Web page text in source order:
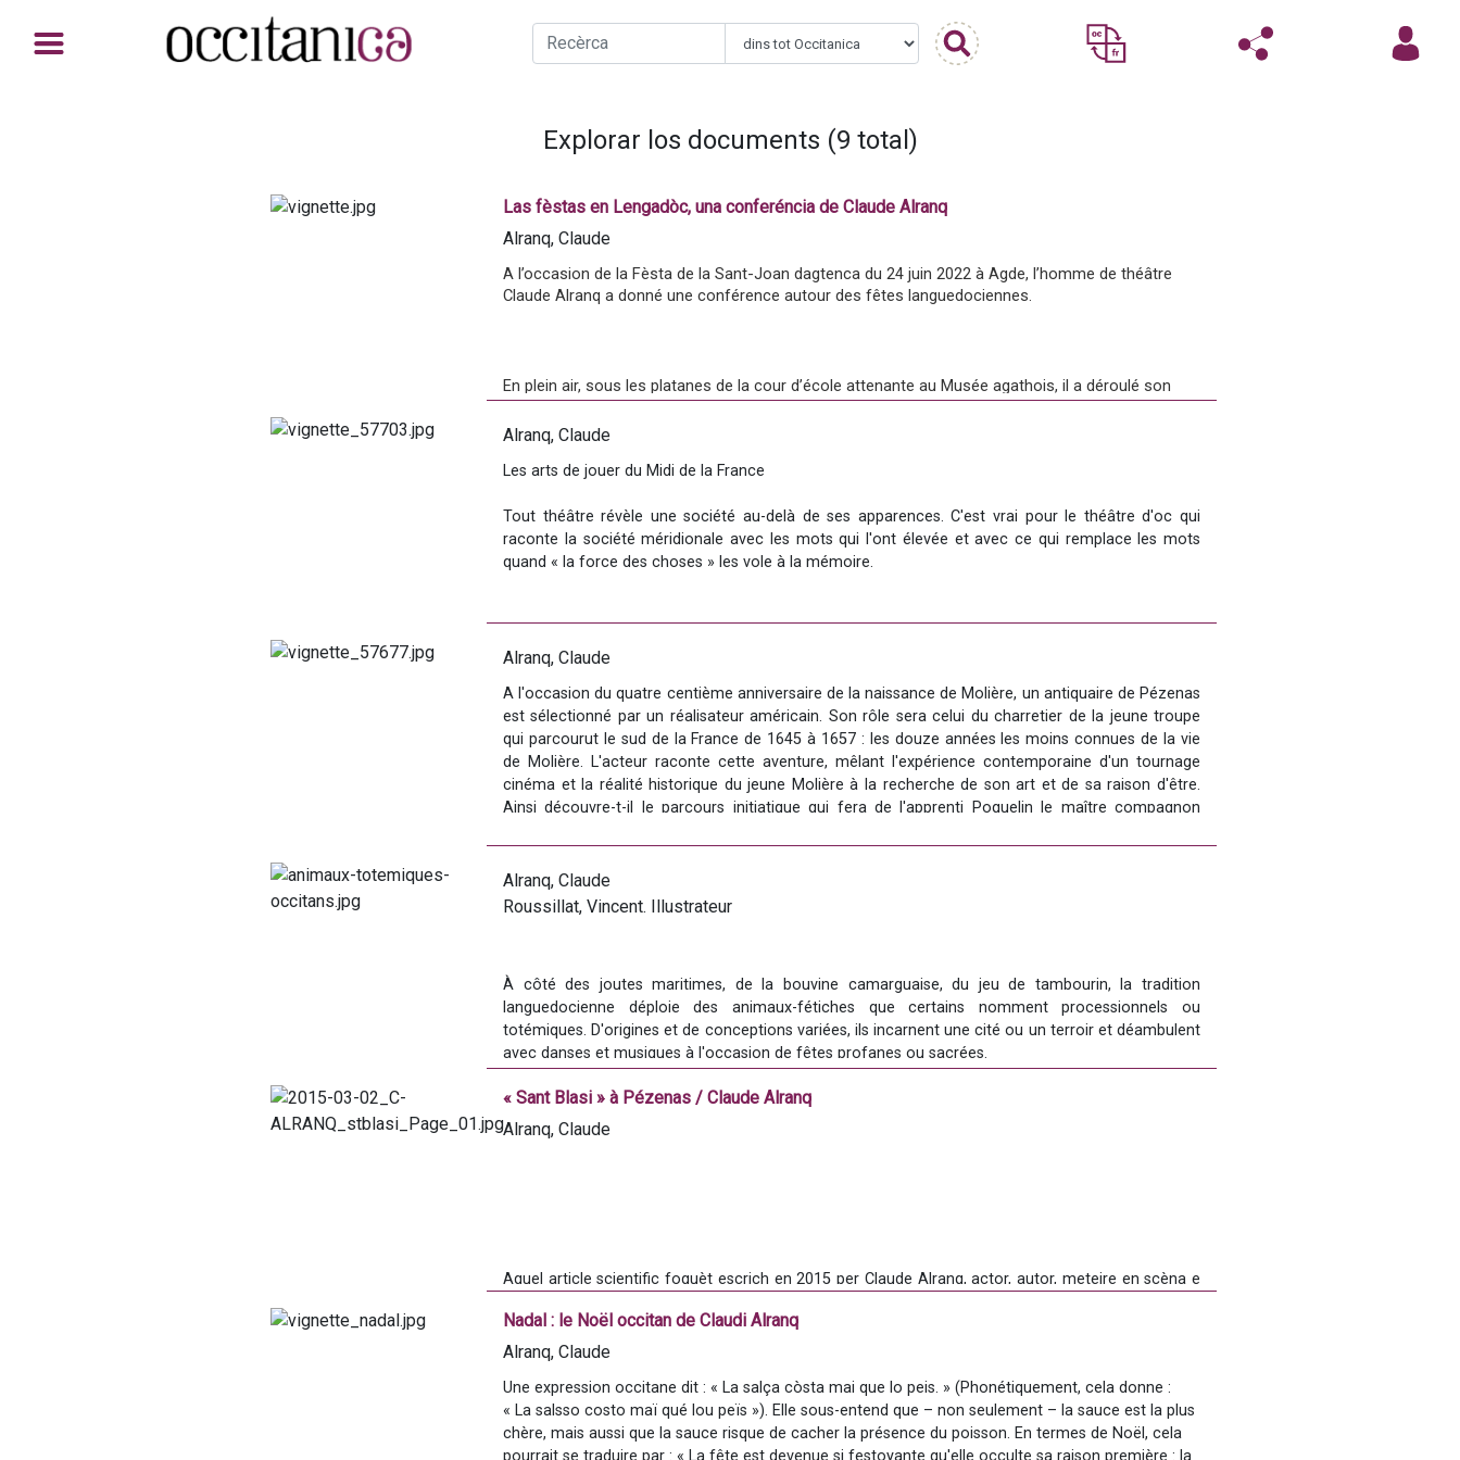
Explorar los documents (9 total)
Las fèstas en Lengadòc, una conferéncia de Claude Alranq
Alranq, Claude
A l’occasion de la Fèsta de la Sant-Joan dagtenca du 24 juin 2022 à Agde, l’homme de théâtre
Claude Alranq a donné une conférence autour des fêtes languedociennes.
En plein air, sous les platanes de la cour d’école attenante au Musée agathois, il a déroulé son
propos en s'appuyant sur le livre La Fête en Languedoc, signé par l’ethnologue Daniel Fabre et le
photographe Charles Camberoque. Un livre qui a servi, dès sa sortie en 1977 chez Privat, de
phénomène déclencheur de nombreux reviscols de carnavals, animaux totémiques et autres
pratiques rituelles.
Lors de son intervention, Claude Alranq dresse notamment le pont entre les quatre grands temps
Il termine ensuite, pour répondre aux questions du public, en évoquant les changements de
société opérés sur le littoral languedocien depuis l’essor de l’industrie touristique.
La Fèsta de la Sant-Joan dagtenca est un événement organisé le 24 juin 2022 par la Calandreta
d’Agde, dans le cadre de la programmation de L'Eté occitan d'Agde.
Alranq, Claude
Les arts de jouer du Midi de la France
Tout théâtre révèle une société au-delà de ses apparences. C'est vrai pour le théâtre d'oc qui
raconte la société méridionale avec les mots qui l'ont élevée et avec ce qui remplace les mots
quand « la force des choses » les vole à la mémoire.
littéraire) et dans toutes ses évolutions : un sacré (critiquement) identitaire, un profane
Auteur, metteur en scène et conteur, Claude Alranq résume, dans cet ouvrage, 25 ans
d'expériences professionnelles et d'enquêtes dramaturgiques sur l'expression théâtrale du sud de
la France.
Alranq, Claude
A l'occasion du quatre centième anniversaire de la naissance de Molière, un antiquaire de Pézenas
est sélectionné par un réalisateur américain. Son rôle sera celui du charretier de la jeune troupe
qui parcourut le sud de la France de 1645 à 1657 : les douze années les moins connues de la vie
de Molière. L'acteur raconte cette aventure, mêlant l'expérience contemporaine d'un tournage
cinéma et la réalité historique du jeune Molière à la recherche de son art et de sa raison d'être.
Ainsi découvre-t-il le parcours initiatique qui fera de l'apprenti Poquelin le maître compagnon
Alranq, Claude
Roussillat, Vincent. Illustrateur
À côté des joutes maritimes, de la bouvine camarguaise, du jeu de tambourin, la tradition
languedocienne déploie des animaux-fétiches que certains nomment processionnels ou
totémiques. D'origines et de conceptions variées, ils incarnent une cité ou un terroir et déambulent
avec danses et musiques à l'occasion de fêtes profanes ou sacrées.
officielles ou secrètes d'exister.
« Sant Blasi » à Pézenas / Claude Alranq
Alranq, Claude
Aquel article scientific foguèt escrich en 2015 per Claude Alranq, actor, autor, meteire en scèna e
especialament dins lo domeni de l’espectacle viu.
Dins aquel article Claudi Alranq partís sus las traças del culte de sant Blasi a Pesenàs e estúdia son
ligam amb carnaval.
Nadal : le Noël occitan de Claudi Alranq
Alranq, Claude
Une expression occitane dit : « La salça còsta mai que lo peis. » (Phonétiquement, cela donne :
« La salsso costo maï qué lou peïs »). Elle sous-entend que – non seulement – la sauce est la plus
chère, mais aussi que la sauce risque de cacher la présence du poisson. En termes de Noël, cela
pourrait se traduire par : « La fête est devenue si festoyante qu'elle occulte sa raison première : la